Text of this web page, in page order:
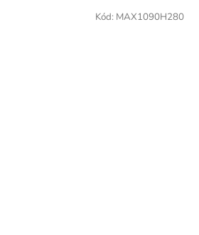
Kód: MAX1090H280